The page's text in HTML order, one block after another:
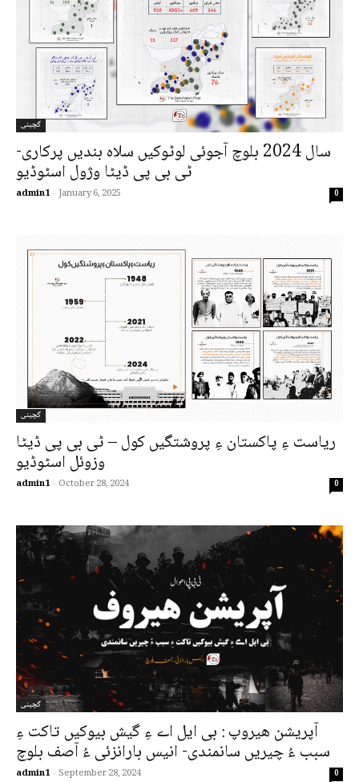
گچینی
سال 2024 بلوچ آجوئی لوٹوکیں سلاہ بندیں پرکاری-
ٹی بی پی ڈیٹا وژول اسٹوڈیو
admin1 - January 6, 2025 0
گچینی
ریاست ءِ پاکستان ءِ پروشتگیں کول – ٹی بی پی ڈیٹا
وزوئل اسٹوڈیو
admin1 - October 28, 2024 0
گچینی
آپریشن ھیروپ : بی ایل اے ءِ گیش بیوکیں تاکت ءِ
سبب ءُ چیریں سانمندی- انیس بارانزئی ءُ آصف بلوچ
admin1 - September 28, 2024 0